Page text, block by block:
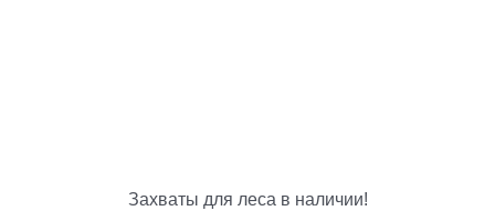
Захваты для леса в наличии!